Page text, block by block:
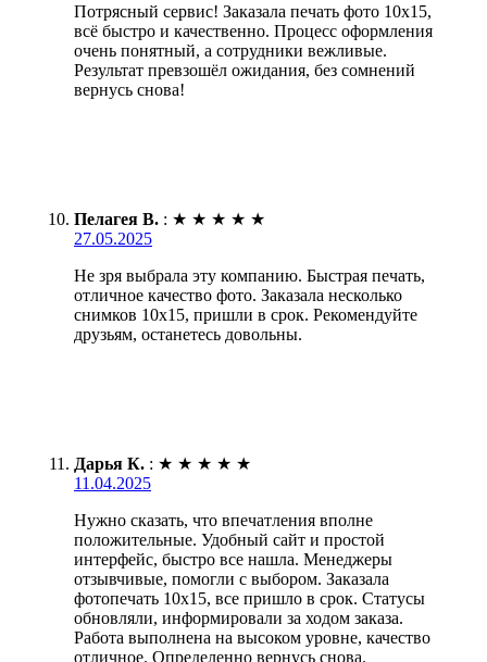
Потрясный сервис! Заказала печать фото 10х15,
всё быстро и качественно. Процесс оформления
очень понятный, а сотрудники вежливые.
Результат превзошёл ожидания, без сомнений
вернусь снова!
Пелагея В. : ★ ★ ★ ★ ★
27.05.2025
Не зря выбрала эту компанию. Быстрая печать,
отличное качество фото. Заказала несколько
снимков 10х15, пришли в срок. Рекомендуйте
друзьям, останетесь довольны.
Дарья К. : ★ ★ ★ ★ ★
11.04.2025
Нужно сказать, что впечатления вполне
положительные. Удобный сайт и простой
интерфейс, быстро все нашла. Менеджеры
отзывчивые, помогли с выбором. Заказала
фотопечать 10х15, все пришло в срок. Статусы
обновляли, информировали за ходом заказа.
Работа выполнена на высоком уровне, качество
отличное. Определенно вернусь снова.